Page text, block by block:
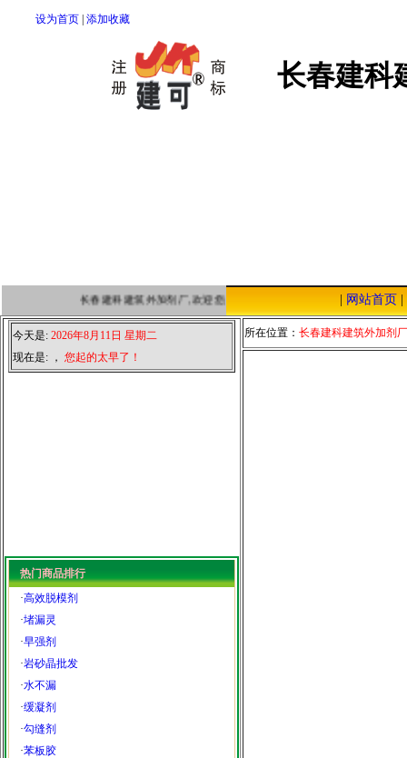
设为首页 添加收藏
长春建科建筑外加剂厂,欢迎您点击本站，我们将以优质的服务，低
网站首页|
长春建科
今天是: 2026年8月11日 星期二
现在是: ， 您起的太早了！
热门商品排行
·高效脱模剂
·堵漏灵
·早强剂
·岩砂晶批发
·水不漏
·缓凝剂
·勾缝剂
·苯板胶
所在位置： 长春建科建筑外加剂厂